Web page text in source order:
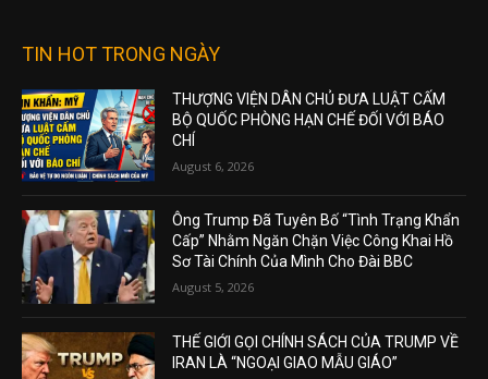
TIN HOT TRONG NGÀY
THƯỢNG VIỆN DÂN CHỦ ĐƯA LUẬT CẤM
BỘ QUỐC PHÒNG HẠN CHẾ ĐỐI VỚI BÁO
CHÍ
August 6, 2026
Ông Trump Đã Tuyên Bố “Tình Trạng Khẩn
Cấp” Nhằm Ngăn Chặn Việc Công Khai Hồ
Sơ Tài Chính Của Mình Cho Đài BBC
August 5, 2026
THẾ GIỚI GỌI CHÍNH SÁCH CỦA TRUMP VỀ
IRAN LÀ “NGOẠI GIAO MẪU GIÁO”